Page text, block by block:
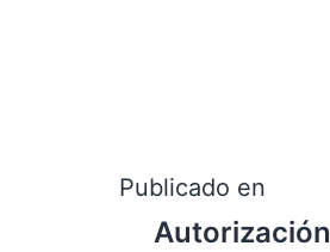
Publicado en